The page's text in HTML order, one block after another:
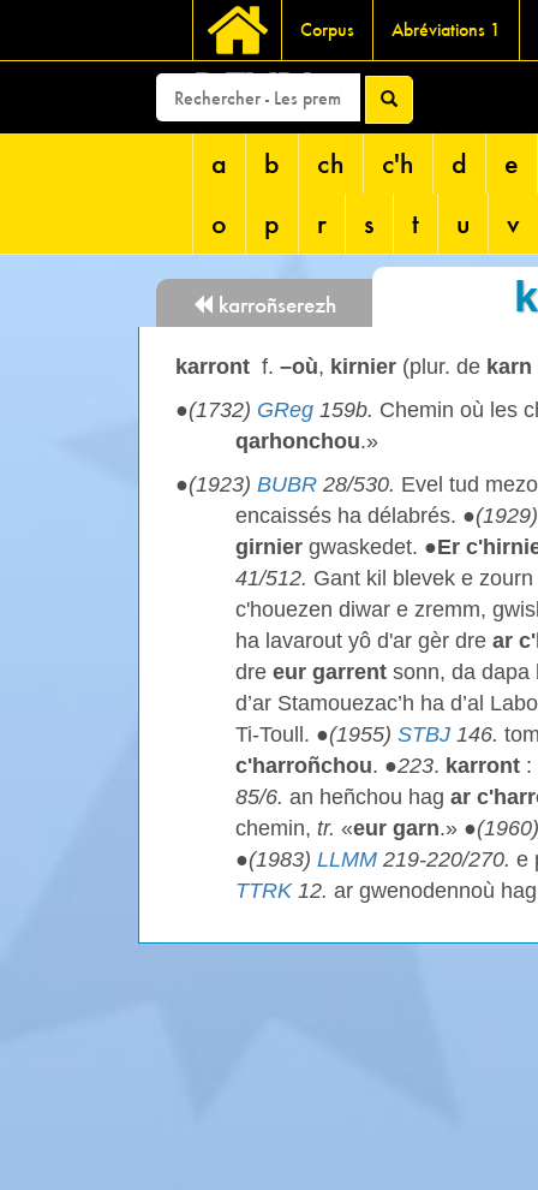
Corpus Abréviations 1
DEVRI
a b ch c'h d
e
o
p r s t u v
karroñserezh
karront f. –où, kirnier (plur. de karn
●(1732) GReg 159b. Chemin où les
qarhonchou.»
●(1923) BUBR 28/530. Evel tud
encaissés ha délabrés. ●
girnier gwaskedet. ●Er
41/512. Gant kil blevek e
c'houezen diwar e zremm,
ha lavarout yô d'ar gèr dre ar
dre eur garrent sonn, da dapa
d’ar Stamouezac’h ha d’al
Ti-Toull. ●(1955) STBJ 146.
c'harroñchou. ●223. karront :
85/6. an heñchou hag ar
chemin, tr. «eur garn.» ●
●(1983) LLMM 219-220/270. e
TTRK12. ar gwenodennoù